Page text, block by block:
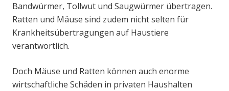
Bandwürmer, Tollwut und Saugwürmer übertragen.
Ratten und Mäuse sind zudem nicht selten für
Krankheitsübertragungen auf Haustiere
verantwortlich.
Doch Mäuse und Ratten können auch enorme
wirtschaftliche Schäden in privaten Haushalten